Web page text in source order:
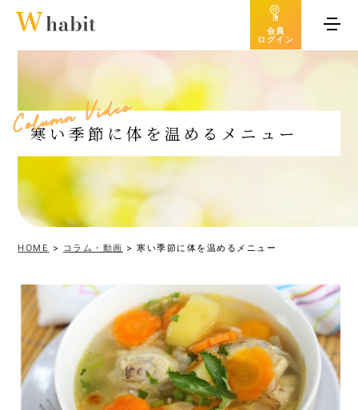
会員
ログイン
ColumnVideo
寒い季節に体を温めるメニュー
HOME > コラム・動画 >寒い季節に体を温めるメニュー